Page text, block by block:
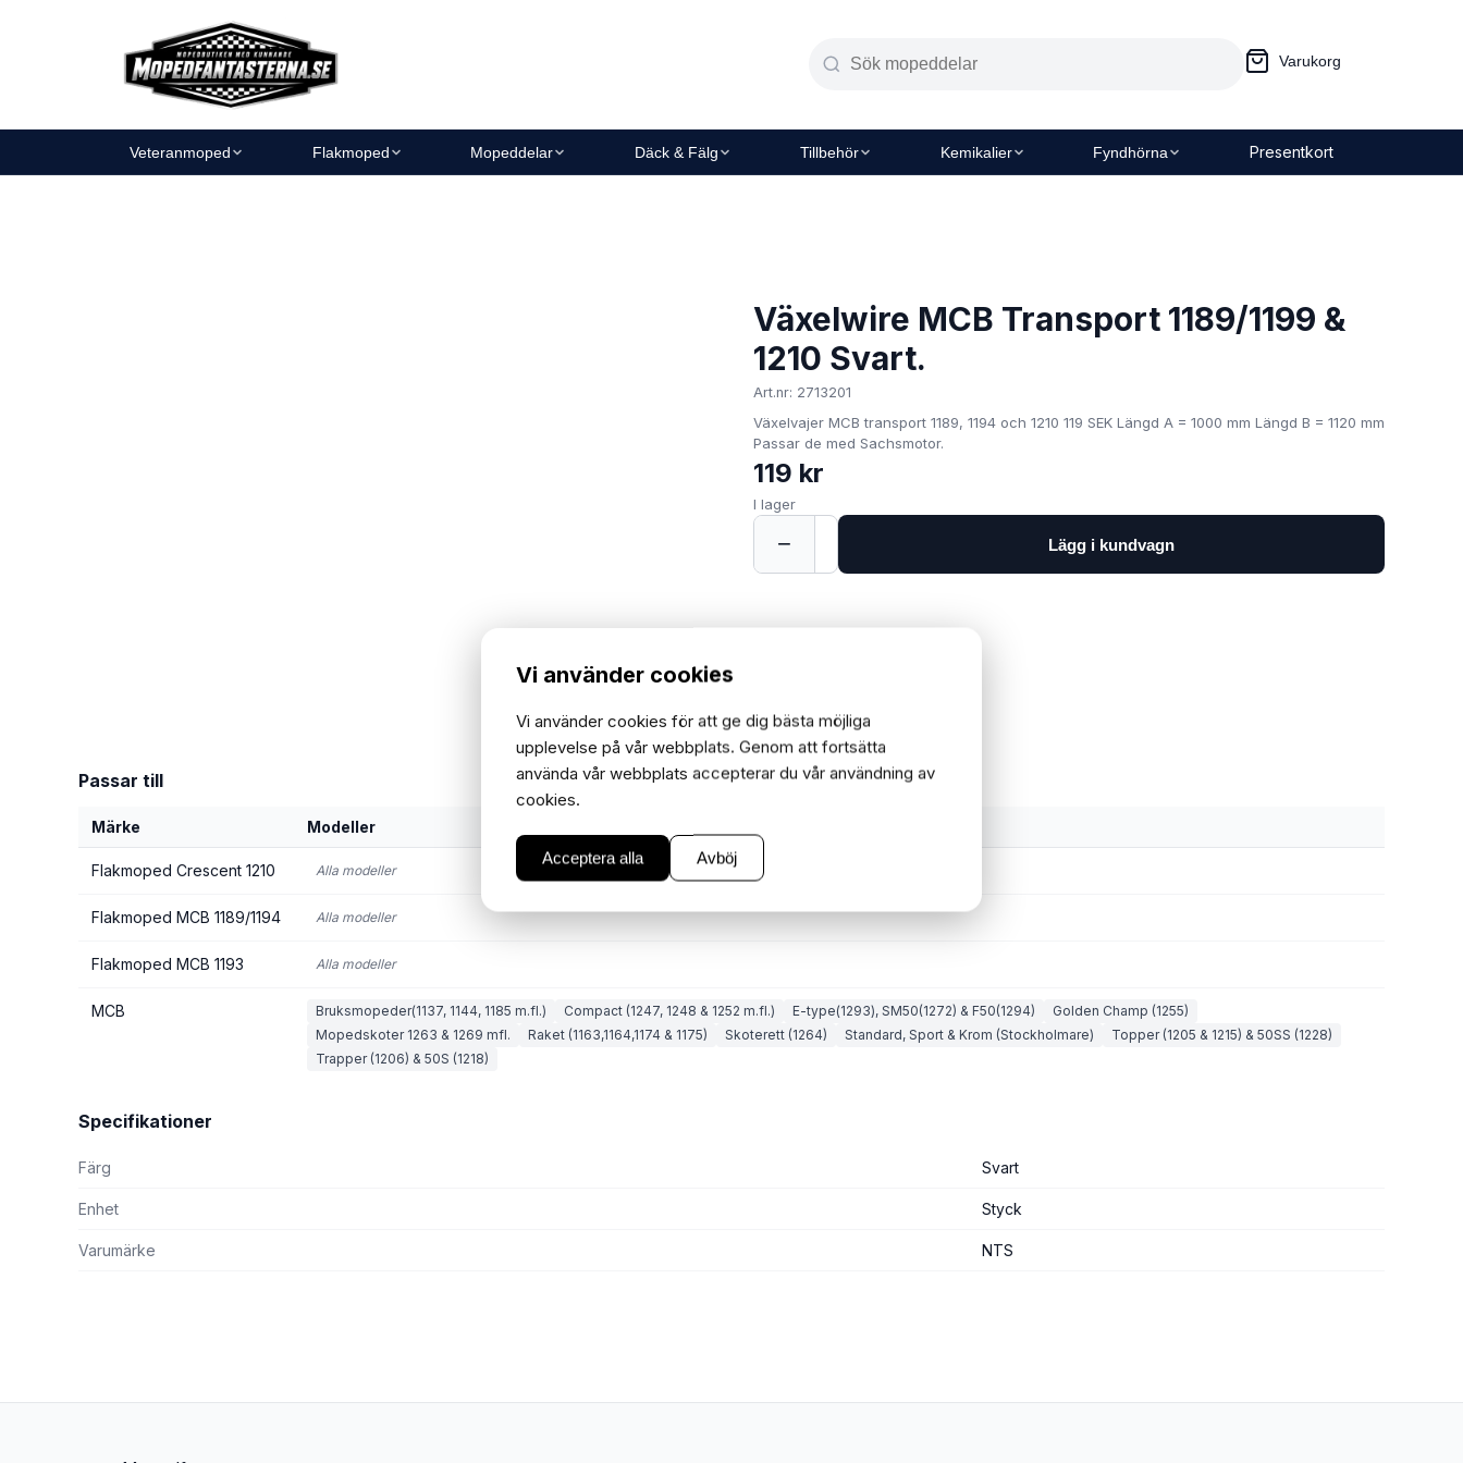
Varukorg
Veteranmoped Flakmoped Mopeddelar Däck & Fälg Tillbehör Kemikalier Fyndhörna Presentkort
Växelwire MCB Transport 1189/1199 &
1210 Svart.
Art.nr: 2713201
Växelvajer MCB transport 1189, 1194 och 1210 119 SEK Längd A = 1000 mm Längd B = 1120 mm
Passar de med Sachsmotor.
119 kr
I lager
− Lägg i kundvagn
Passar till
Märke Modeller
Flakmoped Crescent 1210 Alla modeller
Flakmoped MCB 1189/1194 Alla modeller
Flakmoped MCB 1193 Alla modeller
MCB Bruksmopeder(1137, 1144, 1185 m.fl.) Compact (1247, 1248 & 1252 m.fl.) E-type(1293), SM50(1272) & F50(1294)
Golden Champ (1255)
Mopedskoter 1263 & 1269 mfl.
Raket (1163,1164,1174 & 1175) Skoterett (1264) Standard, Sport & Krom (Stockholmare)
Topper (1205 & 1215) & 50SS (1228)
Trapper (1206) & 50S (1218)
Specifikationer
Färg Svart
Enhet Styck
Varumärke NTS
Vi använder cookies
Vi använder cookies för att ge dig bästa möjliga
upplevelse på vår webbplats. Genom att fortsätta
använda vår webbplats accepterar du vår användning av
cookies.
Acceptera alla Avböj